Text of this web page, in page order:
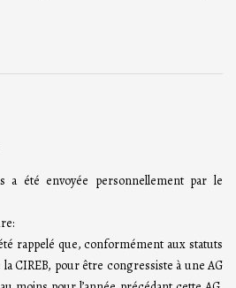
a été envoyée personnellement par le
rappelé que, conformément aux statuts
CIREB, pour être congressiste à une AG